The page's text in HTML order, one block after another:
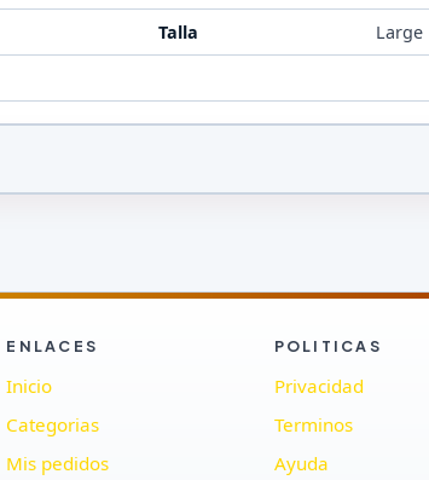
Talla
Large
ENLACES
Inicio
Categorias
Mis pedidos
POLITICAS
Privacidad
Terminos
Ayuda